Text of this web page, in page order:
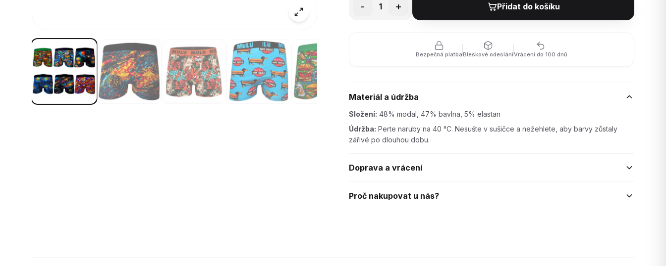
- 1 + Přidat do košíku
Bezpečná platbaBleskové odesláníVrácení do 100 dnů
Materiál a údržba
Složení: 48% modal, 47% bavlna, 5% elastan
Údržba: Perte naruby na 40 °C. Nesušte v sušičce a nežehlete, aby barvy zůstaly
zářivé po dlouhou dobu.
Doprava a vrácení
Proč nakupovat u nás?